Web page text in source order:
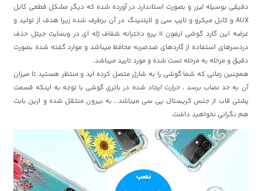
دقیقی بوسیله لیزر و بصورت استاندارد در آورده شده که دیگر مشکل قطعی کابل
AUX و کابل میکرو و تایپ سی و لایتنینگ در آن برطرف شده زیرا هدف از تولید و
عرضه این گارد گوشی ایفون 11 پرو دخترانه شفاف ژله ای در وبسایت جیتل حذف
دردسرهای استفاده از گاردهای ضدضربه محافظ میباشد و موارد گفته شده بصورت
دقیق و مرحله به مرحله تست شده و مورد تایید میباشد.
همچنین زمانی که شما گوشی را به شارژر متصل کرده اید و منتظر هستید تا میزان
آن به حد نصاب برسد ، حرارت ایجاد شده در باتری گوشی با توجه به اینکه قسمت
پشتی قاب از جنس کریستال پی سی میباشد ، به بیرون منتقل شده و ازین بابت
هم نگرانی نخواهید داشت.